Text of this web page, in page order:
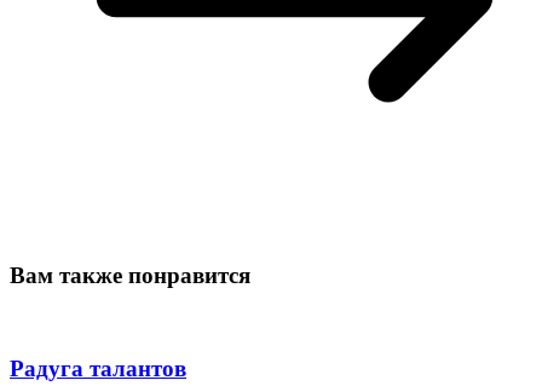
Вам также понравится
Радуга талантов